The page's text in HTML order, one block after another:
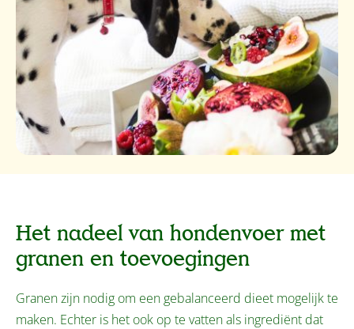
Het nadeel van hondenvoer met
granen en toevoegingen
Granen zijn nodig om een gebalanceerd dieet mogelijk te
maken. Echter is het ook op te vatten als ingrediënt dat